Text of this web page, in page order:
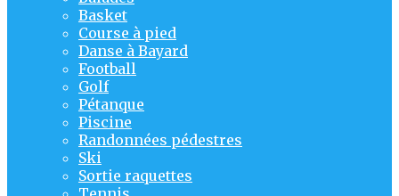
Basket
Course à pied
Danse à Bayard
Football
Golf
Pétanque
Piscine
Randonnées pédestres
Ski
Sortie raquettes